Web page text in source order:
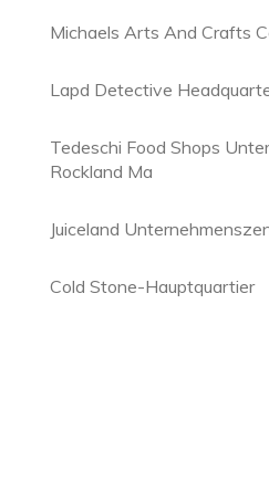
Michaels Arts And Crafts
Lapd Detective
Tedeschi Food Shops
Rockland Ma
Juiceland
Cold Stone-Hauptquartier